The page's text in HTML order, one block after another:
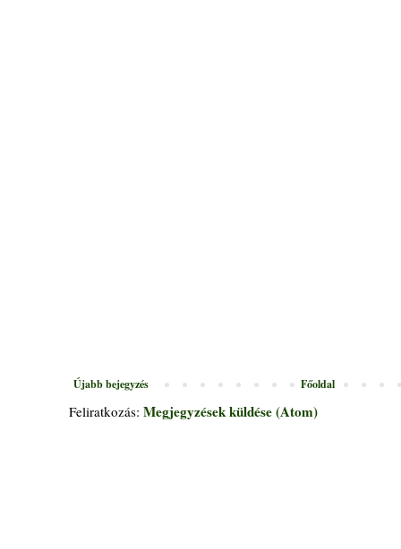
Újabb bejegyzés Főoldal
Feliratkozás: Megjegyzések küldése (Atom)